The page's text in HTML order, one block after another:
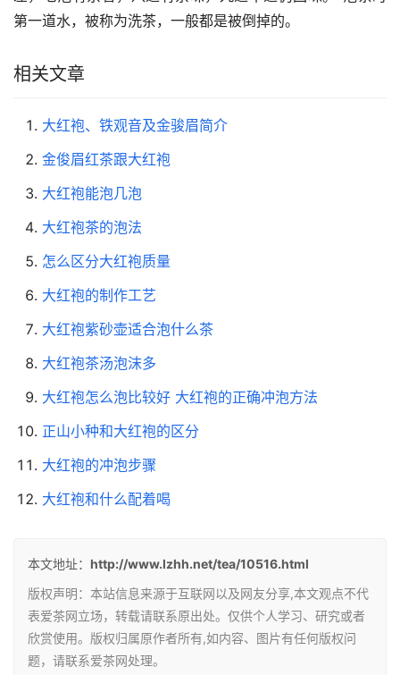
第一道水，被称为洗茶，一般都是被倒掉的。
相关文章
大红袍、铁观音及金骏眉简介
金俊眉红茶跟大红袍
大红袍能泡几泡
大红袍茶的泡法
怎么区分大红袍质量
大红袍的制作工艺
大红袍紫砂壶适合泡什么茶
大红袍茶汤泡沫多
大红袍怎么泡比较好 大红袍的正确冲泡方法
正山小种和大红袍的区分
大红袍的冲泡步骤
大红袍和什么配着喝
本文地址： http://www.lzhh.net/tea/10516.html
版权声明：本站信息来源于互联网以及网友分享,本文观点不代
表爱茶网立场，转载请联系原出处。仅供个人学习、研究或者
欣赏使用。版权归属原作者所有,如内容、图片有任何版权问
题，请联系爱茶网处理。